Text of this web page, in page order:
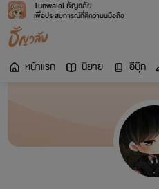
Tunwalai ธัญวลัย
เพื่อประสบการณ์ที่ดีกว่าบนมือถือ
หน้าแรก นิยาย อีบุ๊ก